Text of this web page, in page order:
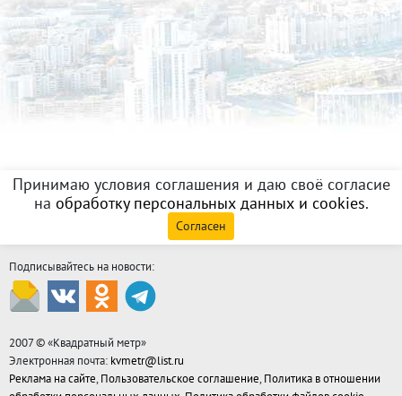
Принимаю условия соглашения и даю своё согласие
на обработку персональных данных и cookies.
Согласен
Подписывайтесь на новости:
2007 © «Квадратный метр»
Электронная почта: kvmetr@list.ru
Реклама на сайте, Пользовательское соглашение, Политика в отношении